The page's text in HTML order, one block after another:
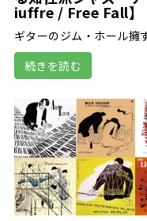
iuffre / Free Fall】
ギターのジム・ホール擁
続きを読む